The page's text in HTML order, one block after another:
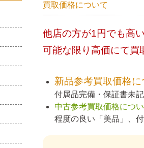
買取価格について
他店の方が1円でも高
可能な限り高価にて買
新品参考買取価格に
付属品完備・保証書未
中古参考買取価格につ
程度の良い「美品」、